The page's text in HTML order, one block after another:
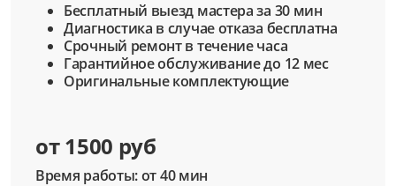
Бесплатный выезд мастера за 30 мин
Диагностика в случае отказа бесплатна
Срочный ремонт в течение часа
Гарантийное обслуживание до 12 мес
Оригинальные комплектующие
от 1500 руб
Время работы: от 40 мин